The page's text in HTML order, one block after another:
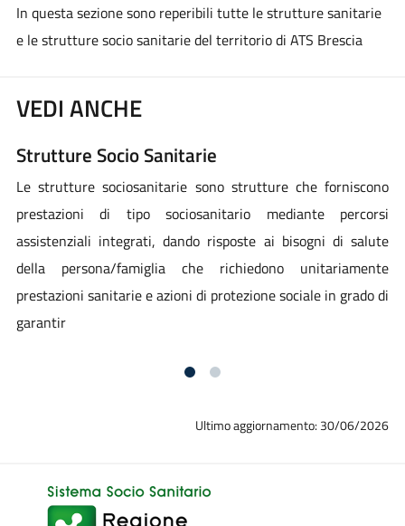
In questa sezione sono reperibili tutte le strutture sanitarie
e le strutture socio sanitarie del territorio di ATS Brescia
VEDI ANCHE
Strutture Socio Sanitarie
Le strutture sociosanitarie sono strutture che forniscono
prestazioni di tipo sociosanitario mediante percorsi
assistenziali integrati, dando risposte ai bisogni di salute
della persona/famiglia che richiedono unitariamente
prestazioni sanitarie e azioni di protezione sociale in grado di
garantir
Ultimo aggiornamento: 30/06/2026